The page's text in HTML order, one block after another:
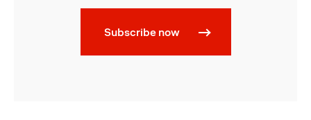
Subscribe now